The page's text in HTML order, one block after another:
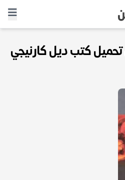
كتب ديل كارنيجي